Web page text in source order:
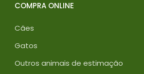
COMPRA ONLINE
Cães
Gatos
Outros animais de estimação